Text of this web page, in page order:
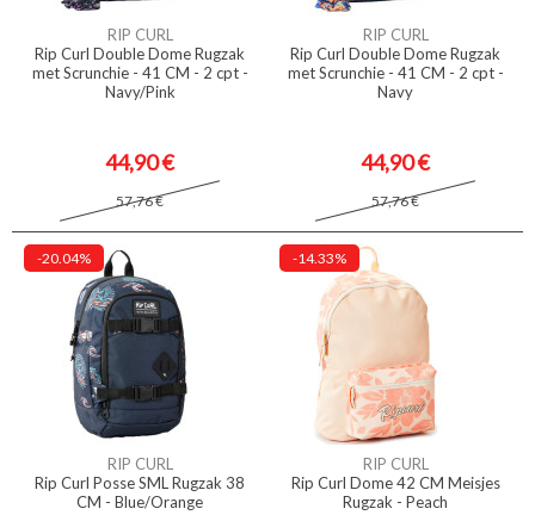
RIP CURL
Rip Curl Double Dome Rugzak
met Scrunchie - 41 CM - 2 cpt -
Navy/Pink
44,90 €
57,76 €
RIP CURL
Rip Curl Double Dome Rugzak
met Scrunchie - 41 CM - 2 cpt -
Navy
44,90 €
57,76 €
-20.04%
RIP CURL
Rip Curl Posse SML Rugzak 38
CM - Blue/Orange
-14.33%
RIP CURL
Rip Curl Dome 42 CM Meisjes
Rugzak - Peach